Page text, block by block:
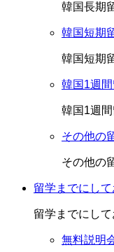
韓国長期
韓国短期
韓国短期
韓国1週
韓国1週
その他の
その他の
留学までにし
留学までにし
無料説明